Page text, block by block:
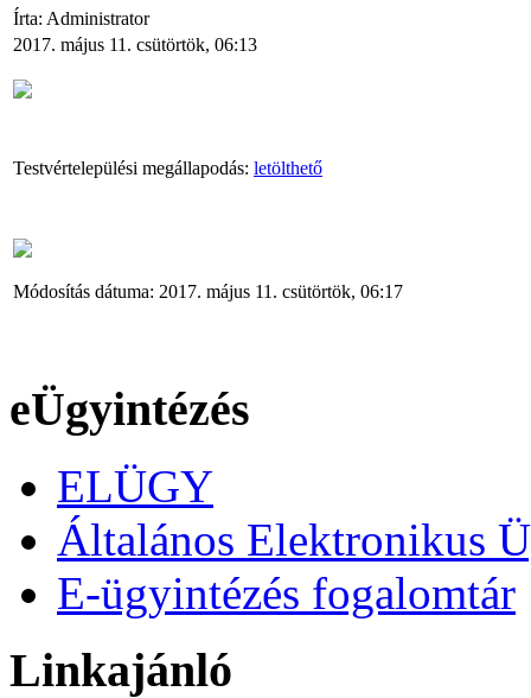
Írta: Administrator
2017. május 11. csütörtök, 06:13
Testvértelepülési megállapodás: letölthető
Módosítás dátuma: 2017. május 11. csütörtök, 06:17
eÜgyintézés
ELÜGY
Általános Elektronikus
E-ügyintézés fogalomtár
Linkajánló